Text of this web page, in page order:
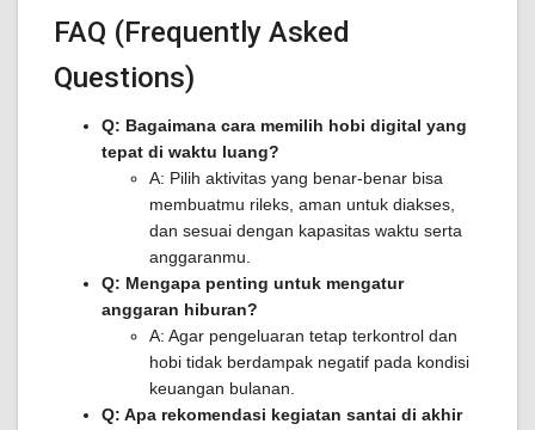
FAQ (Frequently Asked
Questions)
Q: Bagaimana cara memilih hobi digital yang
tepat di waktu luang?
A: Pilih aktivitas yang benar-benar bisa
membuatmu rileks, aman untuk diakses,
dan sesuai dengan kapasitas waktu serta
anggaranmu.
Q: Mengapa penting untuk mengatur
anggaran hiburan?
A: Agar pengeluaran tetap terkontrol dan
hobi tidak berdampak negatif pada kondisi
keuangan bulanan.
Q: Apa rekomendasi kegiatan santai di akhir